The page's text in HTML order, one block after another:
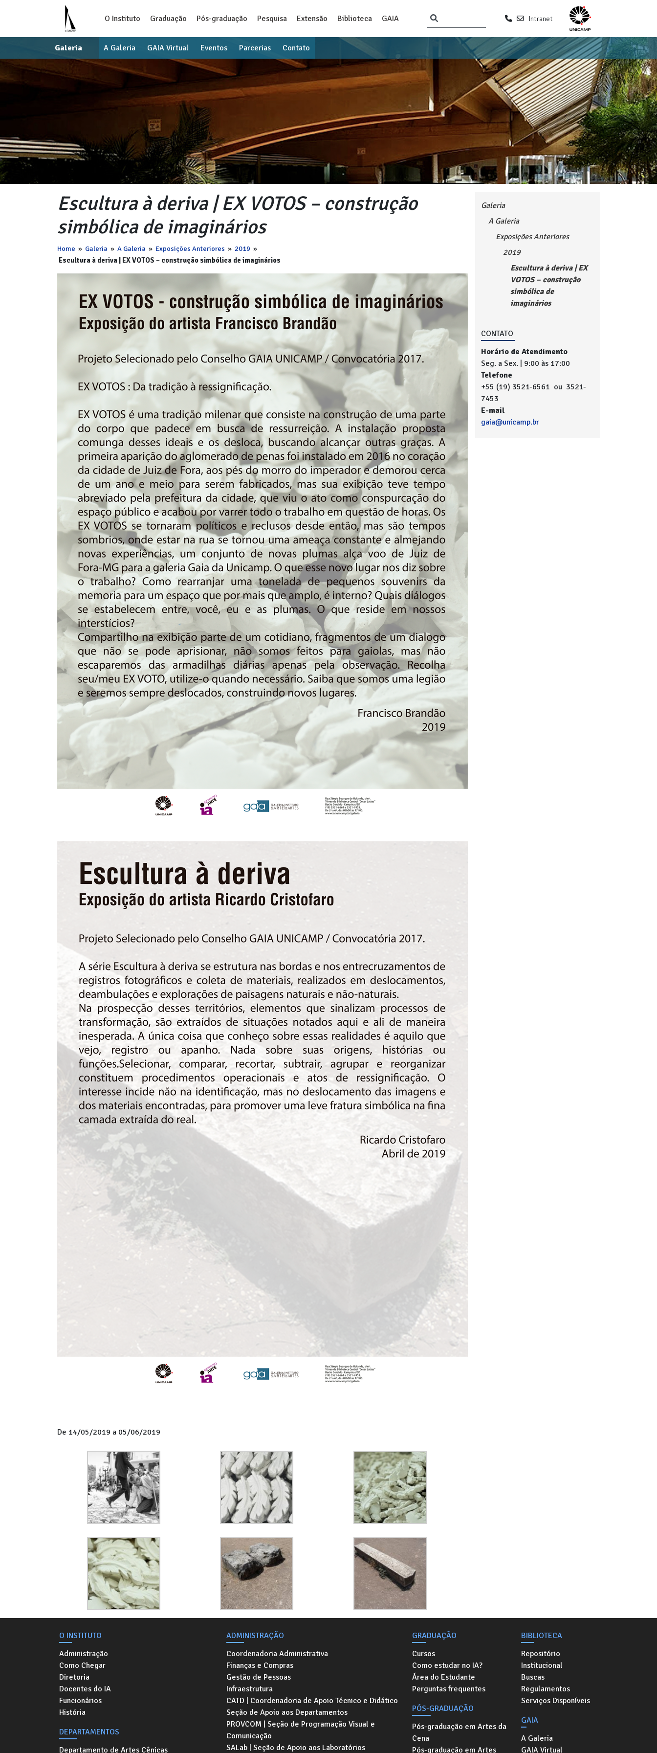
O Instituto Graduação Pós-graduação Pesquisa Extensão Biblioteca GAIA Intranet
Galeria A Galeria GAIA Virtual Eventos Parcerias Contato
Escultura à deriva | EX VOTOS – construção
simbólica de imaginários
Home » Galeria » A Galeria » Exposições Anteriores » 2019 »
Escultura à deriva | EX VOTOS – construção simbólica de imaginários
De 14/05/2019 a 05/06/2019
Galeria
A Galeria
Exposições Anteriores
2019
Escultura à deriva | EX
VOTOS – construção
simbólica de
imaginários
CONTATO
Horário de Atendimento
Seg. a Sex. | 9:00 às 17:00
Telefone
+55 (19) 3521-6561 ou 3521-
7453
E-mail
gaia@unicamp.br
O INSTITUTO
Administração
Como Chegar
Diretoria
Docentes do IA
Funcionários
História
DEPARTAMENTOS
Departamento de Artes Cênicas
ADMINISTRAÇÃO
Coordenadoria Administrativa
Finanças e Compras
Gestão de Pessoas
Infraestrutura
CATD | Coordenadoria de Apoio Técnico e Didático
Seção de Apoio aos Departamentos
PROVCOM | Seção de Programação Visual e
Comunicação
SALab | Seção de Apoio aos Laboratórios
GRADUAÇÃO
Cursos
Como estudar no IA?
Área do Estudante
Perguntas frequentes
PÓS-GRADUAÇÃO
Pós-graduação em Artes da
Cena
Pós-graduação em Artes
BIBLIOTECA
Repositório
Institucional
Buscas
Regulamentos
Serviços Disponíveis
GAIA
A Galeria
GAIA Virtual